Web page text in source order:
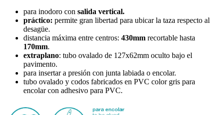
para inodoro con salida vertical.
práctico: permite gran libertad para ubicar la taza respecto al
desagüe.
distancia máxima entre centros: 430mm recortable hasta
170mm.
extraplano: tubo ovalado de 127x62mm oculto bajo el
pavimento.
para insertar a presión con junta labiada o encolar.
tubo ovalado y codos fabricados en PVC color gris para
encolar con adhesivo para PVC.